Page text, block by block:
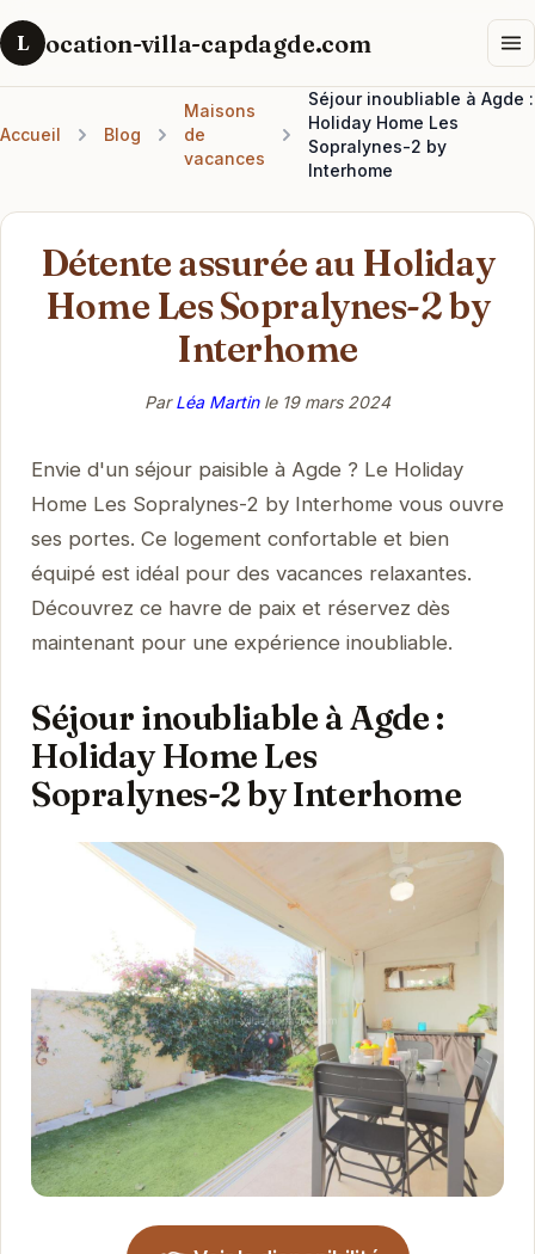
L ocation-villa-capdagde.com
Accueil Blog
Maisons
de
vacances
Séjour inoubliable à Agde :
Holiday Home Les
Sopralynes-2 by
Interhome
Détente assurée au Holiday
Home Les Sopralynes-2 by
Interhome
ParLéa Martinle 19 mars 2024
Envie d'un séjour paisible à Agde ? Le Holiday
Home Les Sopralynes-2 by Interhome vous ouvre
ses portes. Ce logement confortable et bien
équipé est idéal pour des vacances relaxantes.
Découvrez ce havre de paix et réservez dès
maintenant pour une expérience inoubliable.
Séjour inoubliable à Agde :
Holiday Home Les
Sopralynes-2 by Interhome